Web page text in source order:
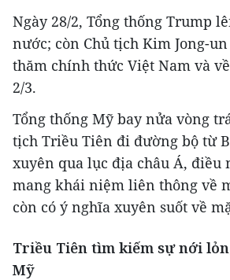
Ngày 28/2, Tổng thống Trump
nước; còn Chủ tịch Kim Jong-
thăm chính thức Việt Nam và
2/3.
Tổng thống Mỹ bay nửa vòng
tịch Triều Tiên đi đường bộ từ
xuyên qua lục địa châu Á, điều
mang khái niệm liên thông về
còn có ý nghĩa xuyên suốt về
Triều Tiên tìm kiếm sự nới
Mỹ